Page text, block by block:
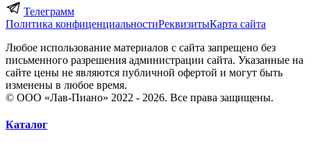
Телеграмм
Политика конфиценциальностиРеквизитыКарта сайта
Любое использование материалов с сайта запрещено без
письменного разрешения администрации сайта. Указанные на
сайте цены не являются публичной офертой и могут быть
изменены в любое время.
© ООО «Лав-Пиано» 2022 - 2026. Все права защищены.
Каталог